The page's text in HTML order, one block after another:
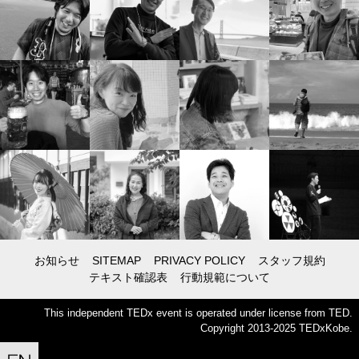
お知らせ SITEMAP PRIVACY POLICY
スタッフ規約
テキスト確認表
行動規範について
This independent TEDx event is operated under license from TED.
Copyright 2013-2025 TEDxKobe.